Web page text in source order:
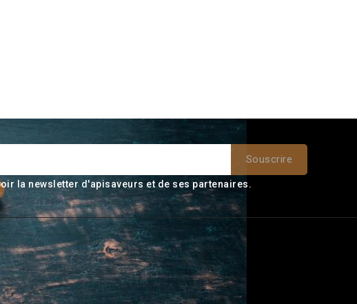
la newsletter d'apisaveurs et de ses partenaires.